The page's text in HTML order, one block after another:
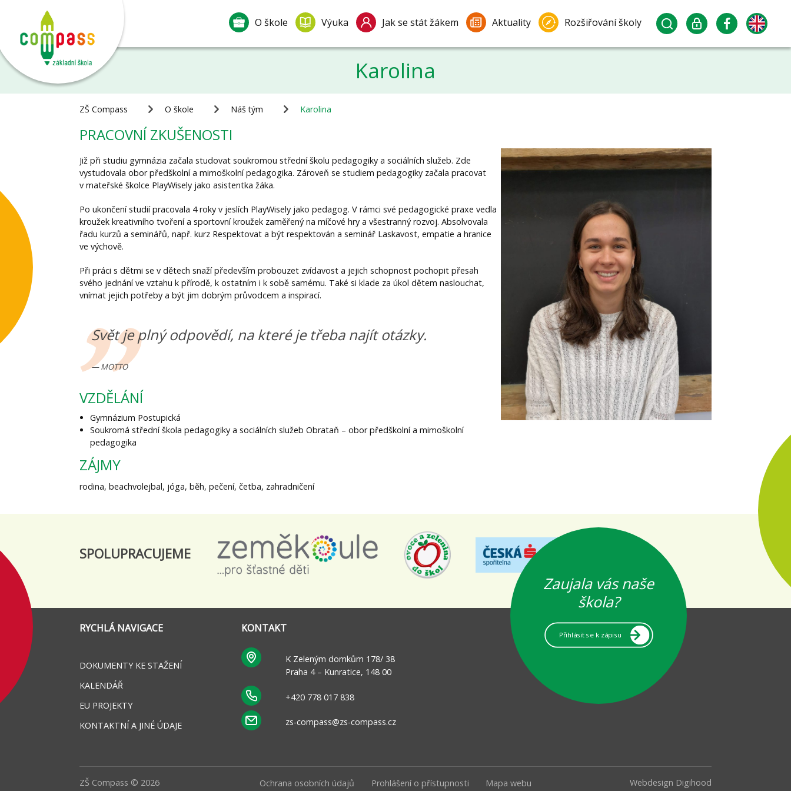
O škole Výuka Jak se stát žákem Aktuality Rozšiřování školy
Karolina
ZŠ Compass O škole Náš tým Karolina
PRACOVNÍ ZKUŠENOSTI
Již při studiu gymnázia začala studovat soukromou střední školu pedagogiky a sociálních služeb. Zde
vystudovala obor předškolní a mimoškolní pedagogika. Zároveň se studiem pedagogiky začala pracovat
v mateřské školce PlayWisely jako asistentka žáka.
Po ukončení studií pracovala 4 roky v jeslích PlayWisely jako pedagog. V rámci své pedagogické praxe vedla
kroužek kreativního tvoření a sportovní kroužek zaměřený na míčové hry a všestranný rozvoj. Absolvovala
řadu kurzů a seminářů, např. kurz Respektovat a být respektován a seminář Laskavost, empatie a hranice
ve výchově.
Při práci s dětmi se v dětech snaží především probouzet zvídavost a jejich schopnost pochopit přesah
svého jednání ve vztahu k přírodě, k ostatním i k sobě samému. Také si klade za úkol dětem naslouchat,
vnímat jejich potřeby a být jim dobrým průvodcem a inspirací.
Svět je plný odpovědí, na které je třeba najít otázky.
MOTTO
VZDĚLÁNÍ
Gymnázium Postupická
Soukromá střední škola pedagogiky a sociálních služeb Obrataň – obor předškolní a mimoškolní
pedagogika
ZÁJMY
rodina, beachvolejbal, jóga, běh, pečení, četba, zahradničení
SPOLUPRACUJEME
RYCHLÁ NAVIGACE
DOKUMENTY KE STAŽENÍ
KALENDÁŘ
EU PROJEKTY
KONTAKTNÍ A JINÉ ÚDAJE
KONTAKT
K Zeleným domkům 178/ 38
Praha 4 – Kunratice, 148 00
+420 778 017 838
zs-compass@zs-compass.cz
Zaujala vás naše
škola?
Přihlásit se k zápisu
ZŠ Compass © 2026 Ochrana osobních údajů Prohlášení o přístupnosti Mapa webu Webdesign Digihood